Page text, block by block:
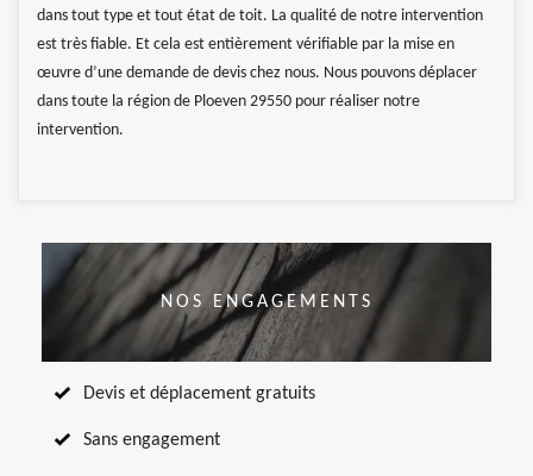
dans tout type et tout état de toit. La qualité de notre intervention
est très fiable. Et cela est entièrement vérifiable par la mise en
œuvre d’une demande de devis chez nous. Nous pouvons déplacer
dans toute la région de Ploeven 29550 pour réaliser notre
intervention.
NOS ENGAGEMENTS
Devis et déplacement gratuits
Sans engagement